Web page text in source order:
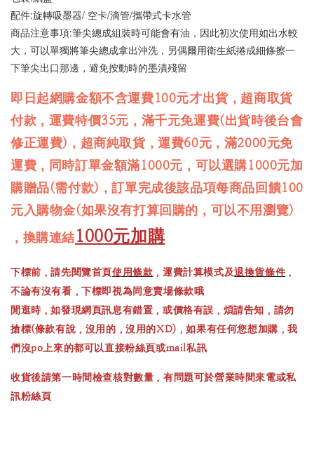
配件:旋轉吸墨器/ 空卡/滴管/攜帶式卡水管
商品注意事項:筆尖總成組裝時可能會有油，因此初次使用如出水較
大，可以單獨將筆尖總成拿出沖洗，另偶爾用衛生紙捲成細條擦一
下筆尖出口那邊，避免按動時的墨漬殘留
即日起網購金額不含運費100元才出貨，超商取貨
付款，運費特價35元，滿千元免運費(出貨時後台會
修正運費)，超商純取貨，運費60元，滿2000元免
運費，同時訂單金額滿1000元，可以選購1000元加
購贈品(需付款)，訂單完成後該品項每商品回饋100
元入購物金(如果沒有打算回購的，可以不用瀏覽)
，換購連結1000元加購
下標前，請先閱覽首頁使用條款 ，運費計算模式及退換貨條件 ，
不論有沒有看，下標即視為同意賣場條款哦
閒逛時，如發現網頁訊息有錯置，或價格有誤，煩請告知，請勿
搶標(條款有說，沒用的，沒用的XD)，如果有任何您想加購，我
們沒po上來的都可以直接粉絲頁或mail私訊
收貨後請第一時間檢查核對數量，有問題可於營業時間來電或私
訊粉絲頁